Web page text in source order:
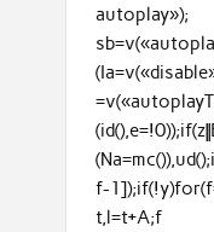
autoplay»);
f-
t,l=t+A;f